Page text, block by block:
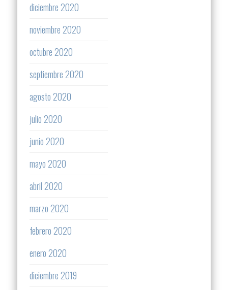
diciembre 2020
noviembre 2020
octubre 2020
septiembre 2020
agosto 2020
julio 2020
junio 2020
mayo 2020
abril 2020
marzo 2020
febrero 2020
enero 2020
diciembre 2019